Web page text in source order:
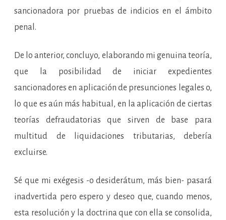
sancionadora por pruebas de indicios en el ámbito
penal.
De lo anterior, concluyo, elaborando mi genuina teoría,
que la posibilidad de iniciar expedientes
sancionadores en aplicación de presunciones legales o,
lo que es aún más habitual, en la aplicación de ciertas
teorías defraudatorias que sirven de base para
multitud de liquidaciones tributarias, debería
excluirse.
Sé que mi exégesis -o desiderátum, más bien- pasará
inadvertida pero espero y deseo que, cuando menos,
esta resolución y la doctrina que con ella se consolida,